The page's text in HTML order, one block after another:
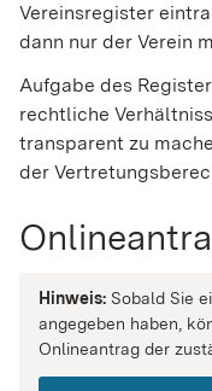
Vereinsregister
dann nur der Verein
Aufgabe des
rechtliche
transparent zu
der
Hinweis: Sobald Sie
angegeben haben,
Onlineantrag der